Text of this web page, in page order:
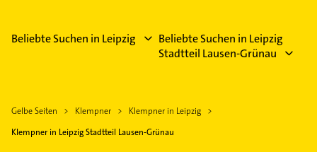
Beliebte Suchen in Leipzig
Beliebte Suchen in Leipzig
Stadtteil Lausen-Grünau
Gelbe Seiten Klempner
Klempner in Leipzig
Klempner in Leipzig Stadtteil Lausen-Grünau